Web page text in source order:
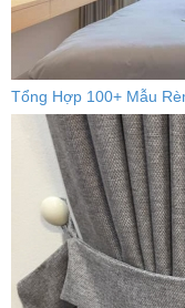
Tổng Hợp 100+ Mẫu